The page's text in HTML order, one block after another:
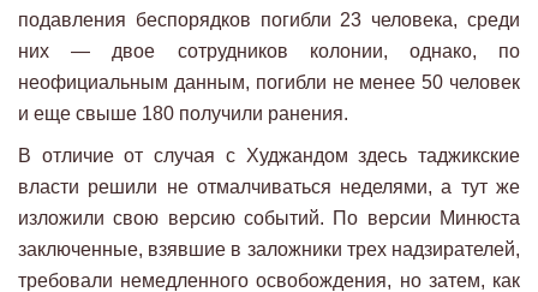
подавления беспорядков погибли 23 человека, среди
них — двое сотрудников колонии, однако, по
неофициальным данным, погибли не менее 50 человек
и еще свыше 180 получили ранения.
В отличие от случая с Худжандом здесь таджикские
власти решили не отмалчиваться неделями, а тут же
изложили свою версию событий. По версии Минюста
заключенные, взявшие в заложники трех надзирателей,
требовали немедленного освобождения, но затем, как